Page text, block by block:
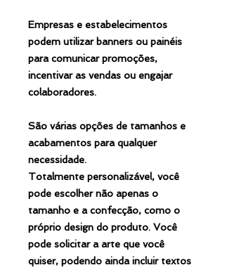
Empresas e estabelecimentos
podem utilizar banners ou painéis
para comunicar promoções,
incentivar as vendas ou engajar
colaboradores.
São várias opções de tamanhos e
acabamentos para qualquer
necessidade.
Totalmente personalizável, você
pode escolher não apenas o
tamanho e a confecção, como o
próprio design do produto. Você
pode solicitar a arte que você
quiser, podendo ainda incluir textos